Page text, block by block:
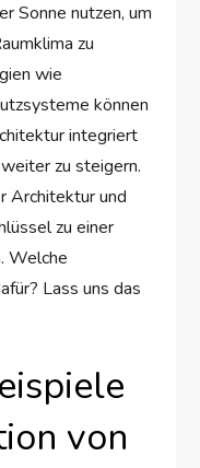
Sonne nutzen, um
zu
wie
können
integriert
zu steigern.
Architektur und
zu einer
Welche
Lass uns das
von